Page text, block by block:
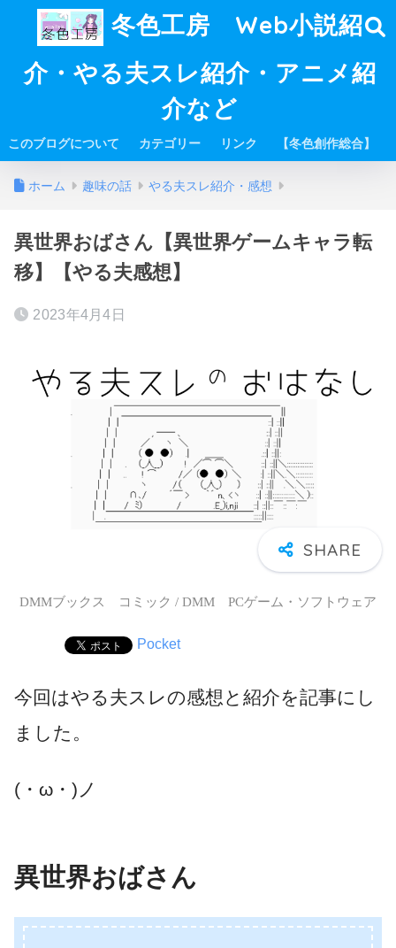
冬色工房 Web小説紹
介・やる夫スレ紹介・アニメ紹
介など
このブログについて カテゴリー リンク 【冬色創作総合】
ホーム 趣味の話 やる夫スレ紹介・感想
異世界おばさん【異世界ゲームキャラ転
移】【やる夫感想】
2023年4月4日
DMMブックス コミック / DMM PCゲーム・ソフトウェア
Pocket
今回はやる夫スレの感想と紹介を記事にし
ました。
(・ω・)ノ
異世界おばさん